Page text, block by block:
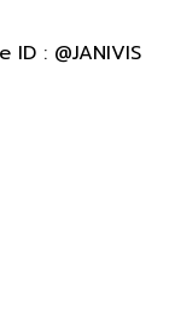
: @JANIVIS